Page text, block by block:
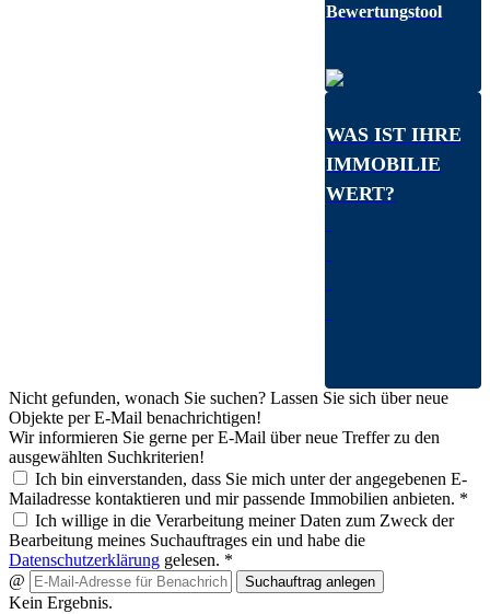
Bewertungstool
WAS IST IHRE
IMMOBILIE
WERT?
Nicht gefunden, wonach Sie suchen? Lassen Sie sich über neue
Objekte per E-Mail benachrichtigen!
Wir informieren Sie gerne per E-Mail über neue Treffer zu den
ausgewählten Suchkriterien!
Ich bin einverstanden, dass Sie mich unter der angegebenen E-
Mailadresse kontaktieren und mir passende Immobilien anbieten. *
Ich willige in die Verarbeitung meiner Daten zum Zweck der
Bearbeitung meines Suchauftrages ein und habe die
Datenschutzerklärung gelesen. *
@
Suchauftrag anlegen
Kein Ergebnis.